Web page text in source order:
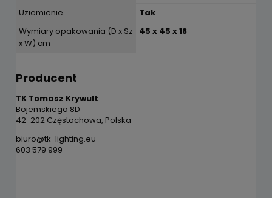
Uziemienie
Tak
Wymiary opakowania (D x Sz
x W) cm
45 x 45 x 18
Producent
TK Tomasz Krywult
Bojemskiego 8D
42-202 Częstochowa, Polska
biuro@tk-lighting.eu
603 579 999